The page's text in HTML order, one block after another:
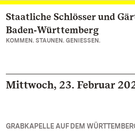
Zum Hauptinhalt springen
Staatliche Schlösser und
Baden‑Württemberg
KOMMEN. STAUNEN. GENIESSEN.
Mittwoch, 23. Februar
GRABKAPELLE AUF DEM